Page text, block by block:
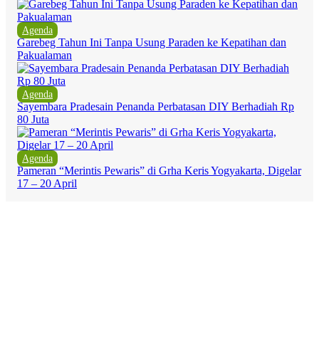
Agenda
Garebeg Tahun Ini Tanpa Usung Paraden ke Kepatihan dan
Pakualaman
Agenda
Sayembara Pradesain Penanda Perbatasan DIY Berhadiah Rp
80 Juta
Agenda
Pameran “Merintis Pewaris” di Grha Keris Yogyakarta, Digelar
17 – 20 April